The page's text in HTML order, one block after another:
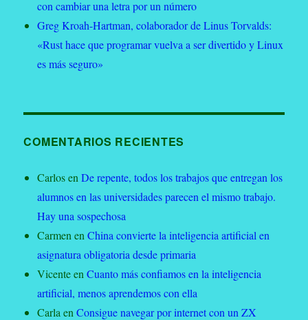
con cambiar una letra por un número
Greg Kroah-Hartman, colaborador de Linus Torvalds:
«Rust hace que programar vuelva a ser divertido y Linux
es más seguro»
COMENTARIOS RECIENTES
CarlosenDe repente, todos los trabajos que entregan los
alumnos en las universidades parecen el mismo trabajo.
Hay una sospechosa
Carmen enChina convierte la inteligencia artificial en
asignatura obligatoria desde primaria
VicenteenCuanto más confiamos en la inteligencia
artificial, menos aprendemos con ella
Carla enConsigue navegar por internet con un ZX